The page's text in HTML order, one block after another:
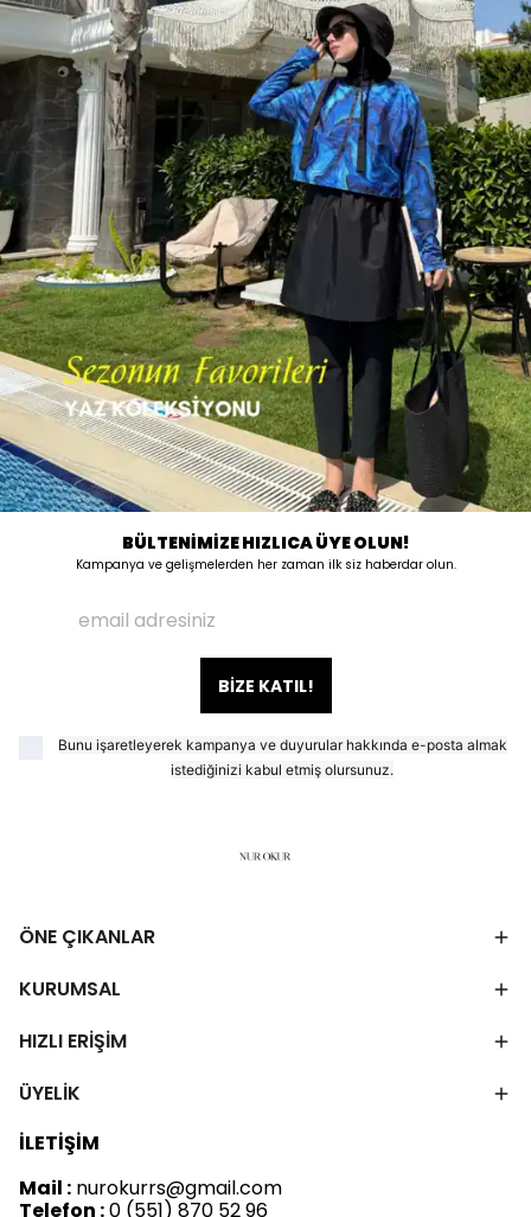
BÜLTENİMİZE HIZLICA ÜYE OLUN!
Kampanya ve gelişmelerden her zaman ilk siz haberdar olun.
BİZE KATIL!
Bunu işaretleyerek kampanya ve duyurular hakkında e-posta almak
istediğinizi kabul etmiş olursunuz.
ÖNE ÇIKANLAR
KURUMSAL
HIZLI ERİŞİM
ÜYELİK
İLETİŞİM
Mail : nurokurrs@gmail.com
Telefon :0 (551) 870 52 96